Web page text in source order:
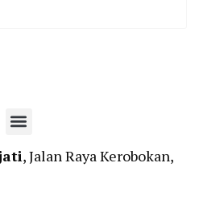
, Jalan Raya Kerobokan,